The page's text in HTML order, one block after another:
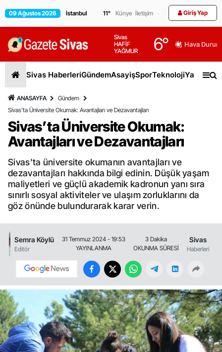
09 Ağustos 2026 11° Künye İletişim Giriş Yap
Sivas
HAFİF
YAĞMUR
6° Hava
Sivas HaberleriGündemAsayişSporTeknolojiYaşam
ANASAYFA
Gündem
Sivas’ta Üniversite Okumak: Avantajları ve Dezavantajları
Sivas’ta Üniversite Okumak:
Avantajları ve Dezavantajları
Sivas'ta üniversite okumanın avantajları ve
dezavantajları hakkında bilgi edinin. Düşük yaşam
maliyetleri ve güçlü akademik kadronun yanı sıra
sınırlı sosyal aktiviteler ve ulaşım zorluklarını da
göz önünde bulundurarak karar verin.
Semra Köylü
Editör
31 Temmuz 2024 - 19:53
YAYINLANMA
3 Dakika
OKUNMA SÜRESİ
Sivas
Haberleri